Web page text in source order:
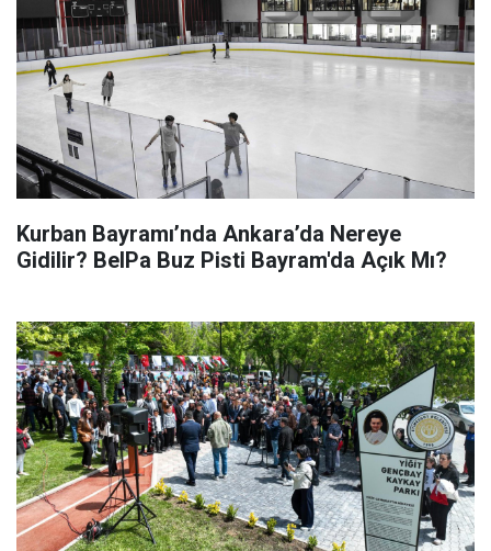
Kurban Bayramı’nda Ankara’da Nereye
Gidilir? BelPa Buz Pisti Bayram'da Açık Mı?